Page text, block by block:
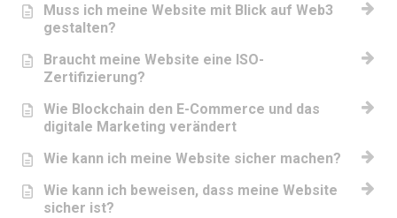
Muss ich meine Website mit Blick auf Web3
gestalten?
Braucht meine Website eine ISO-
Zertifizierung?
Wie Blockchain den E-Commerce und das
digitale Marketing verändert
Wie kann ich meine Website sicher machen?
Wie kann ich beweisen, dass meine Website
sicher ist?